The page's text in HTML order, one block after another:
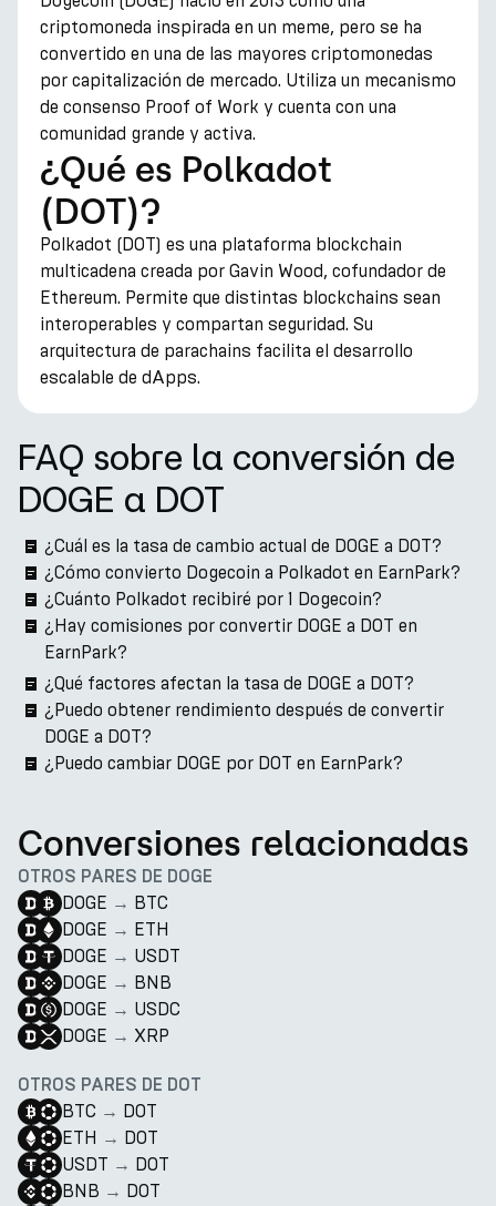
criptomoneda inspirada en un meme, pero se ha
convertido en una de las mayores criptomonedas
por capitalización de mercado. Utiliza un mecanismo
de consenso Proof of Work y cuenta con una
comunidad grande y activa.
¿Qué es Polkadot
(DOT)?
Polkadot (DOT) es una plataforma blockchain
multicadena creada por Gavin Wood, cofundador de
Ethereum. Permite que distintas blockchains sean
interoperables y compartan seguridad. Su
arquitectura de parachains facilita el desarrollo
escalable de dApps.
FAQ sobre la conversión de
DOGE a DOT
¿Cuál es la tasa de cambio actual de DOGE a DOT?
¿Cómo convierto Dogecoin a Polkadot en EarnPark?
¿Cuánto Polkadot recibiré por 1 Dogecoin?
¿Hay comisiones por convertir DOGE a DOT en
EarnPark?
¿Qué factores afectan la tasa de DOGE a DOT?
¿Puedo obtener rendimiento después de convertir
DOGE a DOT?
¿Puedo cambiar DOGE por DOT en EarnPark?
Conversiones relacionadas
OTROS PARES DE DOGE
DOGE → BTC
DOGE → ETH
DOGE → USDT
DOGE → BNB
DOGE → USDC
DOGE → XRP
OTROS PARES DE DOT
BTC → DOT
ETH → DOT
USDT → DOT
BNB → DOT